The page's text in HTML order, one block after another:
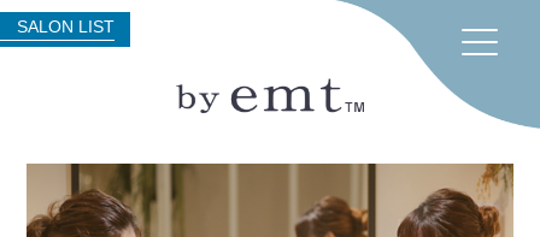
SALON LIST